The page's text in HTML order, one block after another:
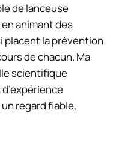
de lanceuse
animant des
placent la prévention
de chacun. Ma
scientifique
regard fiable,